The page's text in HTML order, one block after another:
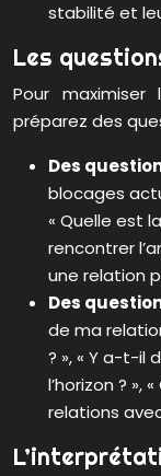
stabilité et
Les
Pour
préparez des
Des
blocages
« Quelle est
rencontrer
une relation
Des
de ma
? », « Y a-t-il
l’horizon ? »,
relations